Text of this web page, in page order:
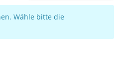
Wähle bitte die